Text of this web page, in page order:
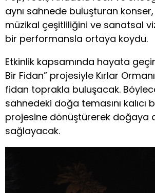
aynı sahnede buluşturan konser,
müzikal çeşitliliğini ve sanatsal
bir performansla ortaya koydu.
Etkinlik kapsamında hayata
Bir Fidan” projesiyle Kırlar
fidan toprakla buluşacak.
sahnedeki doğa temasını
projesine dönüştürerek doğaya
sağlayacak.